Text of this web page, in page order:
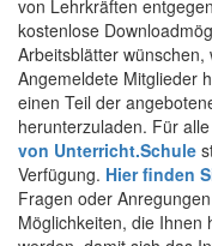
von Lehrkräften
kostenlose
Arbeitsblätter wünschen,
Angemeldete Mitglieder
einen Teil der
herunterzuladen. Für alle
von Unterricht.Schule
Verfügung. Hier finden
Fragen oder
Möglichkeiten, die Ihnen